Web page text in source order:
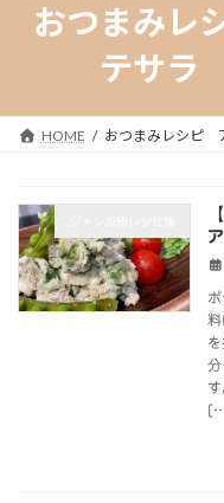
おつまみ
テサラ
HOME おつまみレシピ
分